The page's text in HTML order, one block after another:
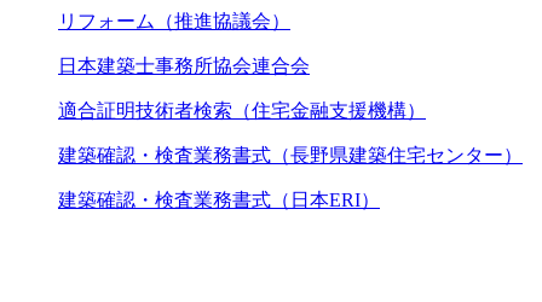
リフォーム（推進協議会）
日本建築士事務所協会連合会
適合証明技術者検索（住宅金融支援機構）
建築確認・検査業務書式（長野県建築住宅センター）
建築確認・検査業務書式（日本ERI）